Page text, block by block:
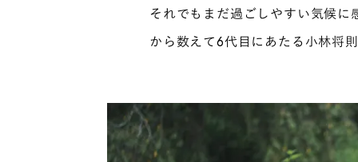
それでもまだ過ごしやすい気候に
から数えて6代目にあたる小林将